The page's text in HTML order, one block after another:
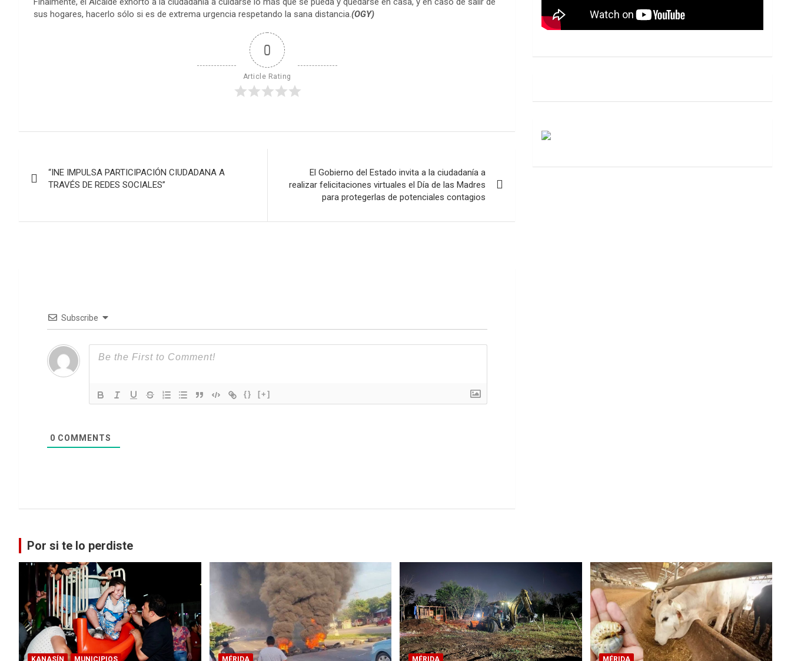
sus hogares, hacerlo sólo si es de extrema urgencia respetando la sana distancia.(OGY)
0
Article Rating
de
“INE IMPULSA PARTICIPACIÓN CIUDADANA A
TRAVÉS DE REDES SOCIALES”
El Gobierno del Estado invita a la ciudadanía a
realizar felicitaciones virtuales el Día de las Madres
para protegerlas de potenciales contagios
Subscribe
{} [+]
0 COMMENTS
Por si te lo perdiste